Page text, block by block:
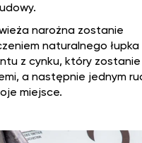
narożna zostanie
naturalnego łupka
z cynku, który zostanie
a następnie jednym
miejsce.